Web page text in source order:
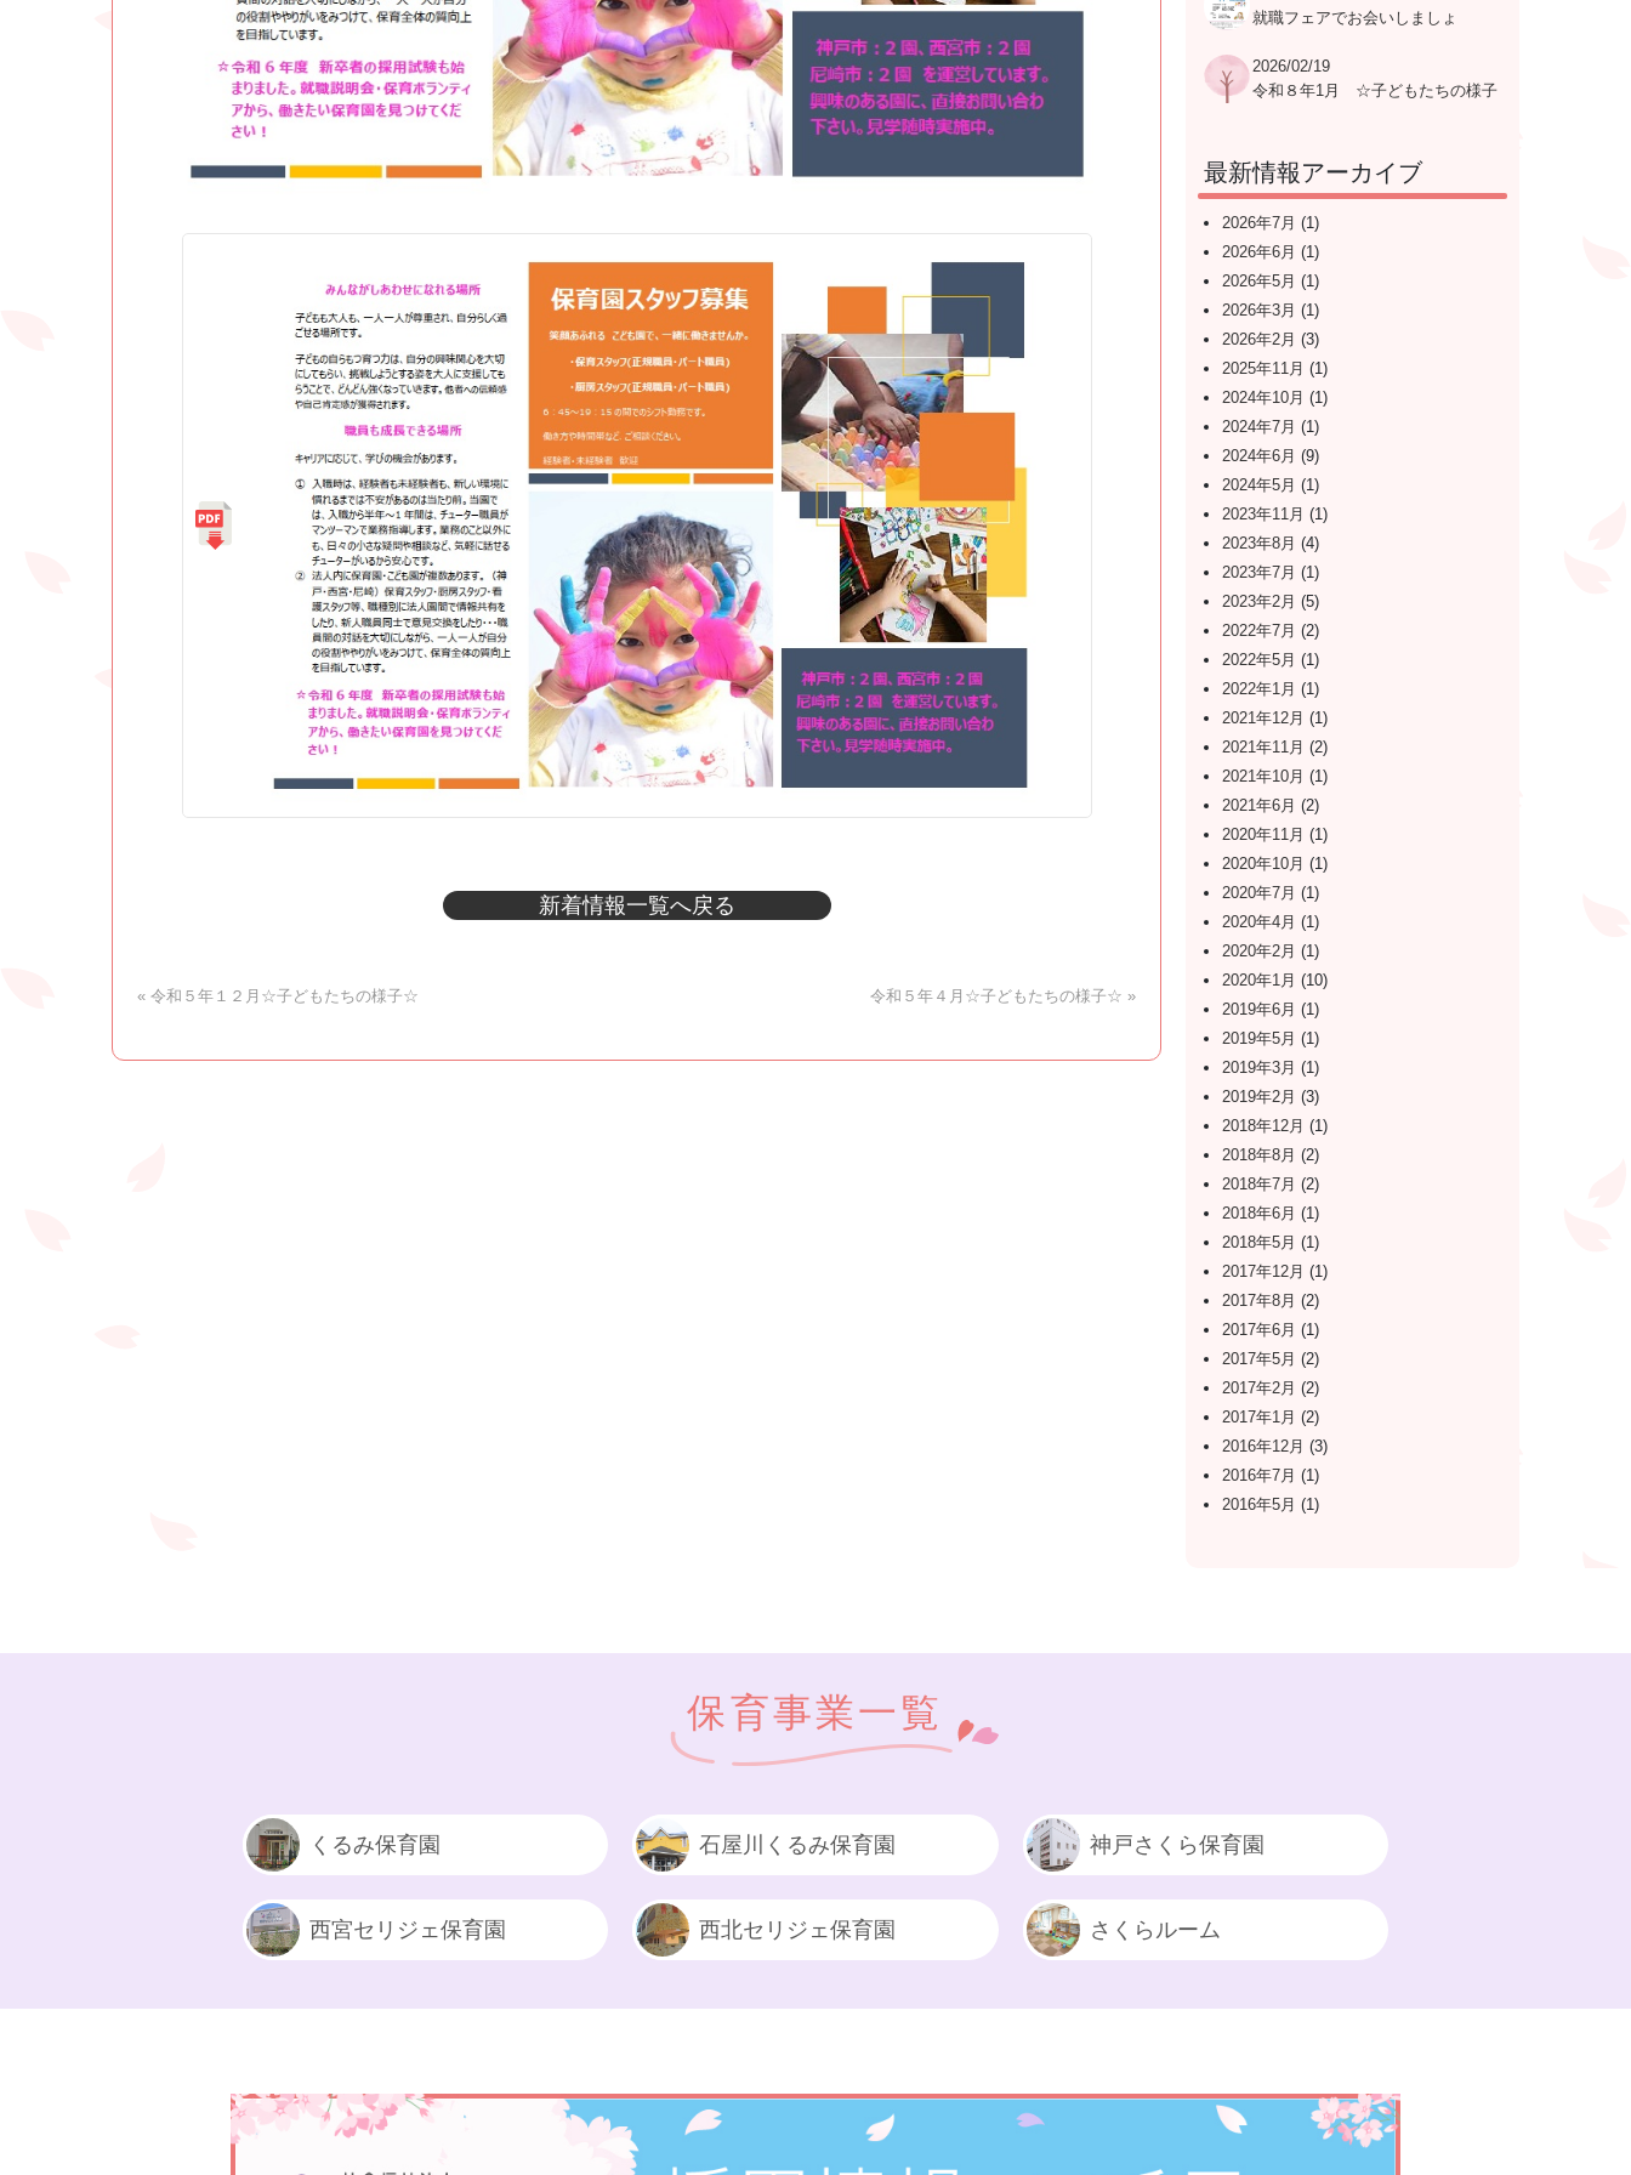
新着情報一覧へ戻る
« 令和５年１２月☆子どもたちの様子☆ 令和５年４月☆子どもたちの様子☆ »
就職フェアでお会いしましょ
2026/02/19
令和８年1月 ☆子どもたちの様子
最新情報アーカイブ
2026年7月 (1)
2026年6月 (1)
2026年5月 (1)
2026年3月 (1)
2026年2月 (3)
2025年11月 (1)
2024年10月 (1)
2024年7月 (1)
2024年6月 (9)
2024年5月 (1)
2023年11月 (1)
2023年8月 (4)
2023年7月 (1)
2023年2月 (5)
2022年7月 (2)
2022年5月 (1)
2022年1月 (1)
2021年12月 (1)
2021年11月 (2)
2021年10月 (1)
2021年6月 (2)
2020年11月 (1)
2020年10月 (1)
2020年7月 (1)
2020年4月 (1)
2020年2月 (1)
2020年1月 (10)
2019年6月 (1)
2019年5月 (1)
2019年3月 (1)
2019年2月 (3)
2018年12月 (1)
2018年8月 (2)
2018年7月 (2)
2018年6月 (1)
2018年5月 (1)
2017年12月 (1)
2017年8月 (2)
2017年6月 (1)
2017年5月 (2)
2017年2月 (2)
2017年1月 (2)
2016年12月 (3)
2016年7月 (1)
2016年5月 (1)
保育事業一覧
くるみ保育園 石屋川くるみ保育園 神戸さくら保育園
西宮セリジェ保育園 西北セリジェ保育園 さくらルーム